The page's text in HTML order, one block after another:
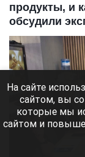
продукты, и
обсудили
На сайте
сайтом, вы
которые мы
сайтом и